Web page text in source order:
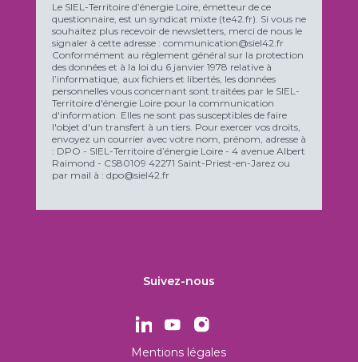
Le SIEL-Territoire d’énergie Loire, émetteur de ce
questionnaire, est un syndicat mixte (te42.fr). Si vous ne
souhaitez plus recevoir de newsletters, merci de nous le
signaler à cette adresse : communication@siel42.fr
Conformément au règlement général sur la protection
des données et à la loi du 6 janvier 1978 relative à
l’informatique, aux fichiers et libertés, les données
personnelles vous concernant sont traitées par le SIEL-
Territoire d'énergie Loire pour la communication
d'information. Elles ne sont pas susceptibles de faire
l'objet d'un transfert à un tiers. Pour exercer vos droits,
envoyez un courrier avec votre nom, prénom, adresse à
: DPO - SIEL-Territoire d’énergie Loire - 4 avenue Albert
Raimond - CS80109 42271 Saint-Priest-en-Jarez ou
par mail à : dpo@siel42.fr
Suivez-nous
Mentions légales